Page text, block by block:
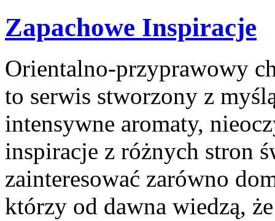
Zapachowe Inspiracje
Orientalno-przyprawowy
to serwis stworzony z
intensywne aromaty,
inspiracje z różnych stron
zainteresować zarówno
którzy od dawna wiedzą,